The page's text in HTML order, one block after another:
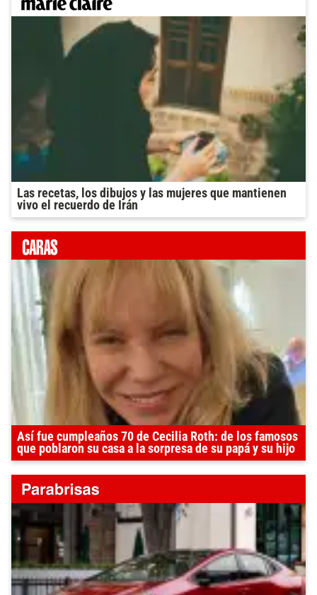
Las recetas, los dibujos y las mujeres que mantienen
vivo el recuerdo de Irán
Así fue cumpleaños 70 de Cecilia Roth: de los famosos
que poblaron su casa a la sorpresa de su papá y su hijo